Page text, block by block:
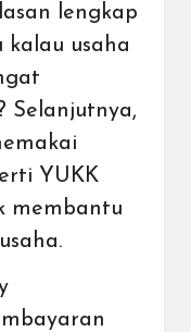
lengkap
usaha
Selanjutnya,
YUKK
membantu